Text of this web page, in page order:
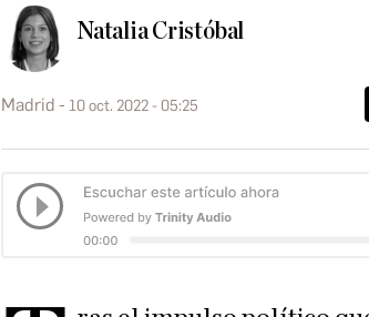
Natalia Cristóbal
Madrid 10 oct. 2022 - 05:25